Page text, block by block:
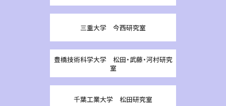
三重大学 今西研究室
豊橋技術科学大学 松田・武藤・河村研究
室
千葉工業大学 松田研究室